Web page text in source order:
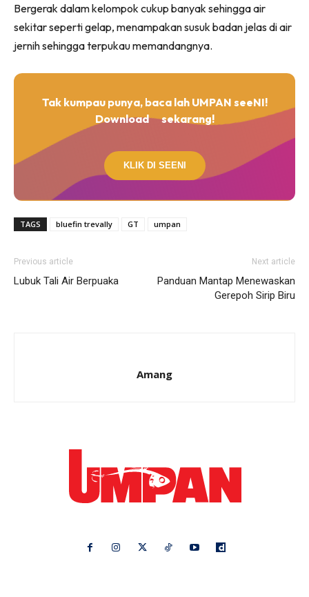
Bergerak dalam kelompok cukup banyak sehingga air
sekitar seperti gelap, menampakan susuk badan jelas di air
jernih sehingga terpukau memandangnya.
Tak kumpau punya, baca lah UMPAN seeNI!
Download
sekarang!
KLIK DI SEENI
TAGS bluefin trevally GT umpan
Previous article
Lubuk Tali Air Berpuaka
Next article
Panduan Mantap Menewaskan
Gerepoh Sirip Biru
Amang